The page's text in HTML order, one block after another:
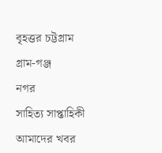
বৃহত্তর চট্টগ্রাম
গ্রাম-গঞ্জ
নগর
সাহিত্য সাপ্তাহিকী
আমাদের খবর